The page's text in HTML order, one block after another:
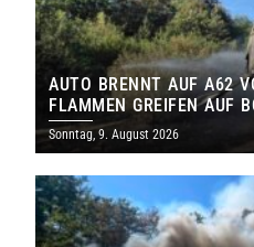
AUTO BRENNT AUF A62
FLAMMEN GREIFEN AUF
Sonntag, 9. August 2026